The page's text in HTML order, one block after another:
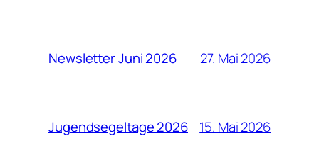
Newsletter Juni 2026 27. Mai 2026
Jugendsegeltage 2026 15. Mai 2026